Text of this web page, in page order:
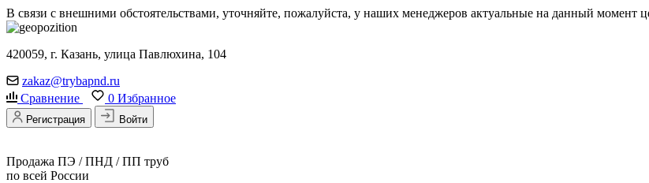
В связи с внешними обстоятельствами, уточняйте, пожалуйста, у наших менеджеров актуальные на данный момент
420059, г. Казань, улица Павлюхина, 104
zakaz@trybapnd.ru
Сравнение
0 Избранное
Регистрация Войти
Продажа ПЭ / ПНД / ПП труб
по всей России